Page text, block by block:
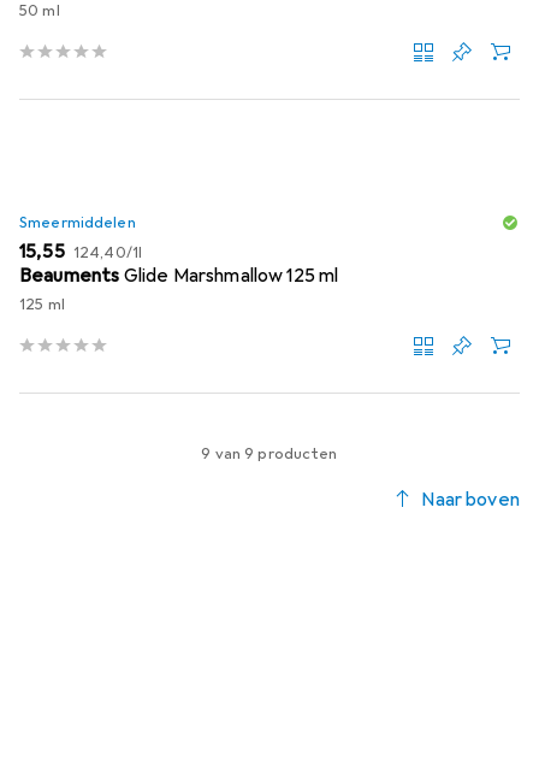
50 ml
Smeermiddelen
EUR
15,55 EUR
124,40/1l
Beauments Glide Marshmallow 125 ml
125 ml
9 van 9 producten
Naar boven